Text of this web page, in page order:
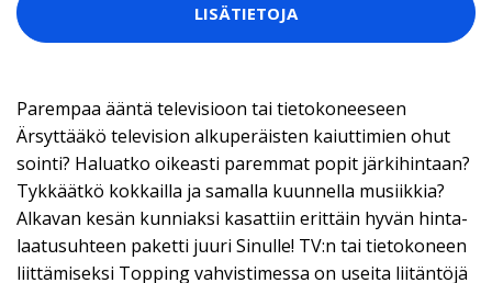
LISÄTIETOJA
Parempaa ääntä televisioon tai tietokoneeseen
Ärsyttääkö television alkuperäisten kaiuttimien ohut
sointi? Haluatko oikeasti paremmat popit järkihintaan?
Tykkäätkö kokkailla ja samalla kuunnella musiikkia?
Alkavan kesän kunniaksi kasattiin erittäin hyvän hinta-
laatusuhteen paketti juuri Sinulle! TV:n tai tietokoneen
liittämiseksi Topping vahvistimessa on useita liitäntöjä